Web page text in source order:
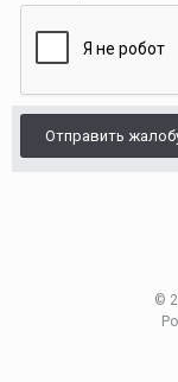
Отправить
©